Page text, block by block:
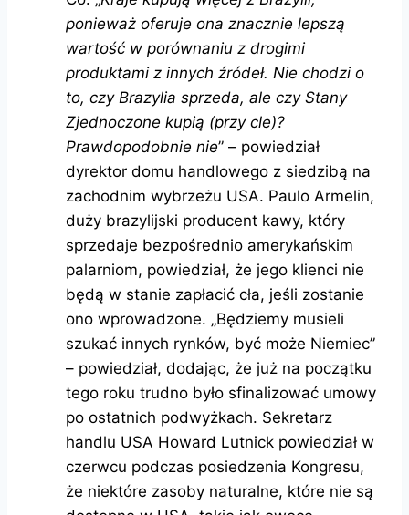
ponieważ oferuje ona znacznie lepszą
wartość w porównaniu z drogimi
produktami z innych źródeł. Nie chodzi o
to, czy Brazylia sprzeda, ale czy Stany
Zjednoczone kupią (przy cle)?
Prawdopodobnie nie” – powiedział
dyrektor domu handlowego z siedzibą na
zachodnim wybrzeżu USA. Paulo Armelin,
duży brazylijski producent kawy, który
sprzedaje bezpośrednio amerykańskim
palarniom, powiedział, że jego klienci nie
będą w stanie zapłacić cła, jeśli zostanie
ono wprowadzone. „Będziemy musieli
szukać innych rynków, być może Niemiec”
– powiedział, dodając, że już na początku
tego roku trudno było sfinalizować umowy
po ostatnich podwyżkach. Sekretarz
handlu USA Howard Lutnick powiedział w
czerwcu podczas posiedzenia Kongresu,
że niektóre zasoby naturalne, które nie są